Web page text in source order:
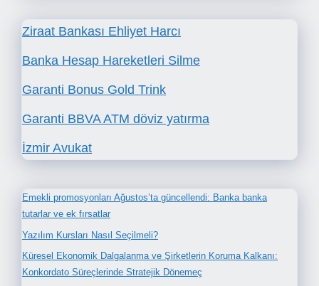
Ziraat Bankası Ehliyet Harcı
Banka Hesap Hareketleri Silme
Garanti Bonus Gold Trink
Garanti BBVA ATM döviz yatırma
İzmir Avukat
Emekli promosyonları Ağustos’ta güncellendi: Banka banka
tutarlar ve ek fırsatlar
Yazılım Kursları Nasıl Seçilmeli?
Küresel Ekonomik Dalgalanma ve Şirketlerin Koruma Kalkanı:
Konkordato Süreçlerinde Stratejik Dönemeç